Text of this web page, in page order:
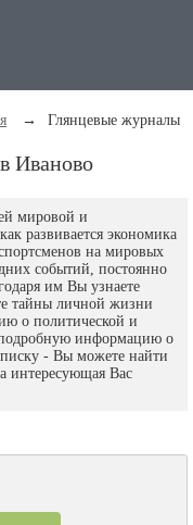
→ Глянцевые журналы
Иваново
мировой и
развивается экономика
на мировых
событий, постоянно
им Вы узнаете
тайны личной жизни
о политической и
подробную информацию о
- Вы можете найти
интересующая Вас